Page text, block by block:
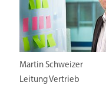
Martin Schweizer
Leitung Vertrieb